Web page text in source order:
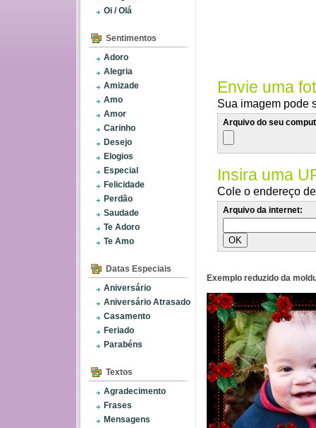
Oi / Olá
Sentimentos
Adoro
Alegria
Amizade
Amo
Amor
Carinho
Desejo
Elogios
Especial
Felicidade
Perdão
Saudade
Te Adoro
Te Amo
Datas Especiais
Aniversário
Aniversário Atrasado
Casamento
Feriado
Parabéns
Textos
Agradecimento
Frases
Mensagens
Envie uma
Sua imagem pode
Arquivo do seu
Insira uma
Cole o endereço
Arquivo da internet:
Exemplo reduzido da